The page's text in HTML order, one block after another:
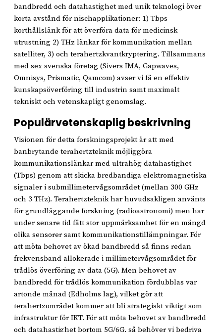
bandbredd och datahastighet med unik teknologi över
korta avstånd för nischapplikationer: 1) Tbps
korthållslänk för att överföra data för medicinsk
utrustning 2) THz länkar för kommunikation mellan
satelliter, 3) och terahertzkvantkryptering. Tillsammans
med sex svenska företag (Sivers IMA, Gapwaves,
Omnisys, Prismatic, Qamcom) avser vi få en effektiv
kunskapsöverföring till industrin samt maximalt
tekniskt och vetenskapligt genomslag.
Populärvetenskaplig beskrivning
Visionen för detta forskningsprojekt är att med
banbrytande terahertzteknik möjliggöra
kommunikationslänkar med ultrahög datahastighet
(Tbps) genom att skicka bredbandiga elektromagnetiska
signaler i submillimetervågsområdet (mellan 300 GHz
och 3 THz). Terahertzteknik har huvudsakligen använts
för grundläggande forskning (radioastronomi) men har
under senare tid fått stor uppmärksamhet för en mängd
olika sensorer samt kommunikationstillämpningar. För
att möta behovet av ökad bandbredd så finns redan
frekvensband allokerade i millimetervågsområdet för
trådlös överföring av data (5G). Men behovet av
bandbredd för trådlös kommunikation fördubblas var
artonde månad (Edholms lag), vilket gör att
terahertzområdet kommer att bli strategiskt viktigt som
infrastruktur för IKT. För att möta behovet av bandbredd
och datahastighet bortom 5G/6G, så behöver vi bedriva